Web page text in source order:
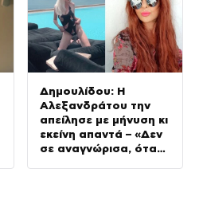
Δημουλίδου: Η
Αλεξανδράτου την
απείλησε με μήνυση κι
εκείνη απαντά – «Δεν
σε αναγνώρισα, όταν